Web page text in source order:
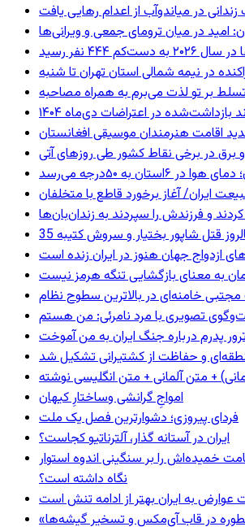
در میاندوآب از اعدام رهایی یافت
امید در میان ترومای جمعی و ویرانی‌ها
در نیمه شمالی استان تهران تا شنبه
بر تو لذت می‌برم به همراه مصاحبه
اقامت هنرمندان موسیقی افغانستان
برق در برخی نقاط کشور طی روزهای آتی
به ۵۰درجه می‌رسد
ایران/ آغاز برخورد قاطع با متخلفان
و فرزندش را سپردند به زندان‌بان‌ها
قتل شاپور بختیار و سروش کتیبه
ازدواج جهان هنوز در ایران زنده است
به معنای بازگشایی تنگه هرمز نیست
خامنه‌ای در بالاترین سطوح نظام
پدرم درباره جنگ ایران به من آموخت
و حفاظت از کشتیرانی تشکیل شد
+ متن آلمانی + متن انگلیسی نوشته
‌امواجِ گرانشی وساختارِ کیهان
فردای پیروزی؛ دشوارترین فصل یک ملت
ایران در آستانه گذار، آلترناتیو کجاست؟
خمیده‌اش را بر سنگینی اندوه استوار
نگاه داشته است؟
به ایران بهتر از ادامه تنش است
در قاب آی‌مکس و تسخیر گیشه‌ها